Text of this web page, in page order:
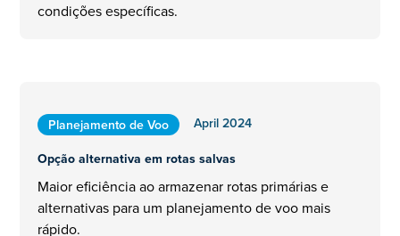
condições específicas.
Planejamento de Voo
April 2024
Opção alternativa em rotas salvas
Maior eficiência ao armazenar rotas primárias e
alternativas para um planejamento de voo mais
rápido.